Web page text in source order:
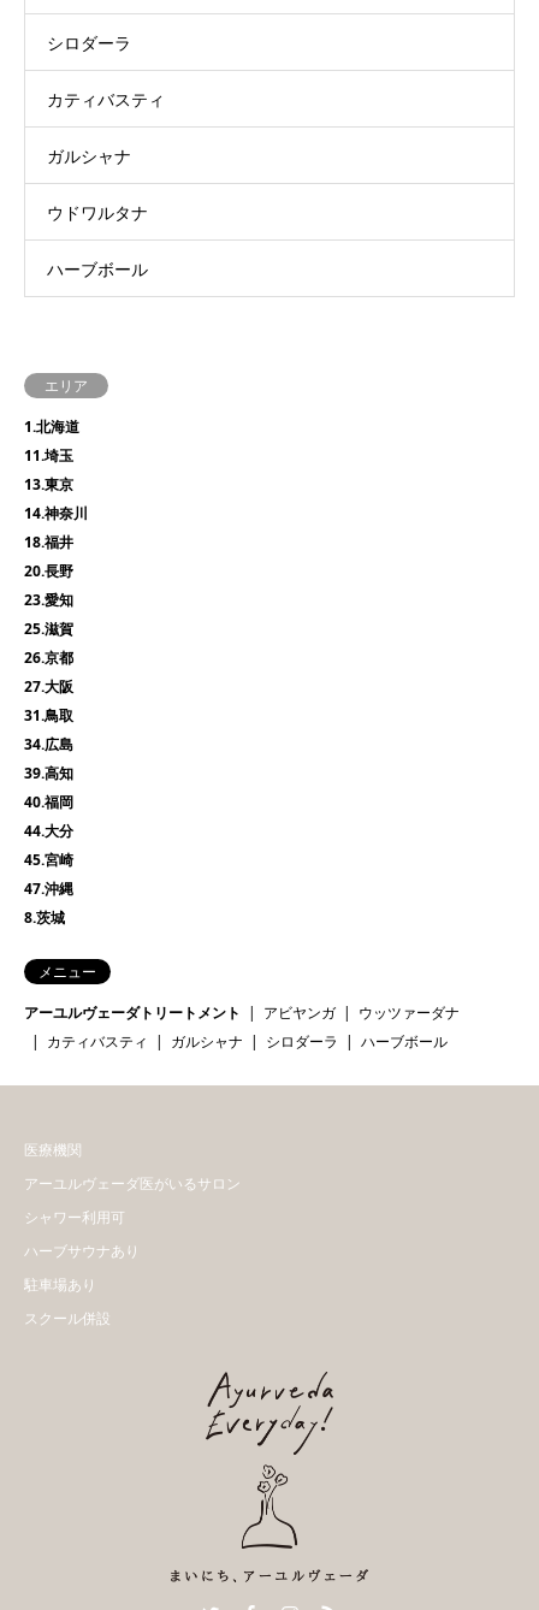
シロダーラ
カティバスティ
ガルシャナ
ウドワルタナ
ハーブボール
エリア
1.北海道
11.埼玉
13.東京
14.神奈川
18.福井
20.長野
23.愛知
25.滋賀
26.京都
27.大阪
31.鳥取
34.広島
39.高知
40.福岡
44.大分
45.宮崎
47.沖縄
8.茨城
メニュー
アーユルヴェーダトリートメント
アビヤンガ
ウッツァーダナ
カティバスティ
ガルシャナ シロダーラ ハーブボール
医療機関
アーユルヴェーダ医がいるサロン
シャワー利用可
ハーブサウナあり
駐車場あり
スクール併設